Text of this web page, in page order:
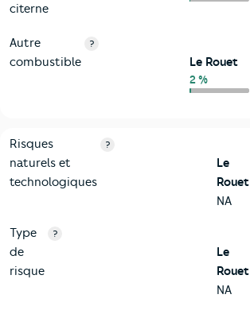
citerne
Autre
combustible
?
Le Rouet
2 %
9-Diagnostic risques
Critères Le Rouet
Risques
naturels et
technologiques
?
Le
Rouet
NA
Type
de
risque
?
Le
Rouet
NA